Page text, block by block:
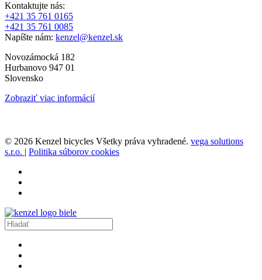
Kontaktujte nás:
+421 35 761 0165
+421 35 761 0085
Napíšte nám: kenzel@kenzel.sk
Novozámocká 182
Hurbanovo 947 01
Slovensko
Zobraziť viac informácií
© 2026 Kenzel bicycles Všetky práva vyhradené. vega solutions
s.r.o. | Politika súborov cookies